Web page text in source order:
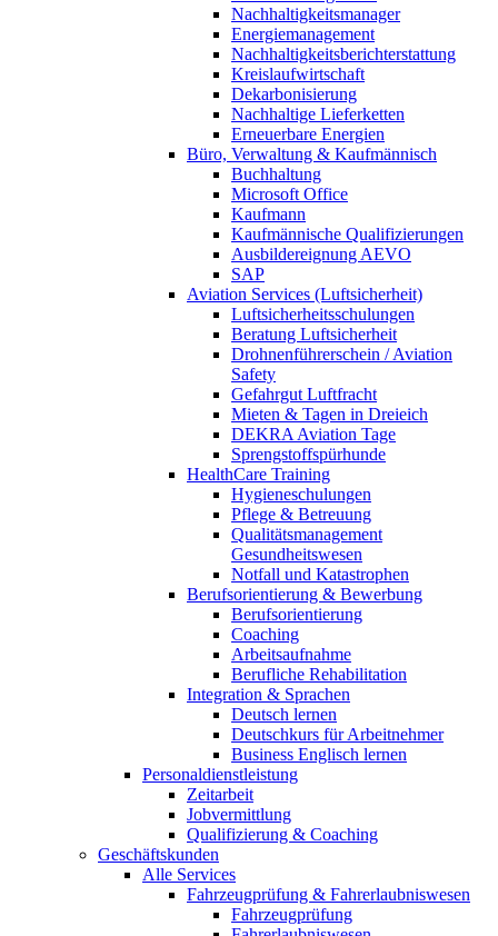
Nachhaltigkeitsmanager
Energiemanagement
Nachhaltigkeitsberichterstattung
Kreislaufwirtschaft
Dekarbonisierung
Nachhaltige Lieferketten
Erneuerbare Energien
Büro, Verwaltung & Kaufmännisch
Buchhaltung
Microsoft Office
Kaufmann
Kaufmännische Qualifizierungen
Ausbildereignung AEVO
SAP
Aviation Services (Luftsicherheit)
Luftsicherheitsschulungen
Beratung Luftsicherheit
Drohnenführerschein / Aviation
Safety
Gefahrgut Luftfracht
Mieten & Tagen in Dreieich
DEKRA Aviation Tage
Sprengstoffspürhunde
HealthCare Training
Hygieneschulungen
Pflege & Betreuung
Qualitätsmanagement
Gesundheitswesen
Notfall und Katastrophen
Berufsorientierung & Bewerbung
Berufsorientierung
Coaching
Arbeitsaufnahme
Berufliche Rehabilitation
Integration & Sprachen
Deutsch lernen
Deutschkurs für Arbeitnehmer
Business Englisch lernen
Personaldienstleistung
Zeitarbeit
Jobvermittlung
Qualifizierung & Coaching
Geschäftskunden
Alle Services
Fahrzeugprüfung & Fahrerlaubniswesen
Fahrzeugprüfung